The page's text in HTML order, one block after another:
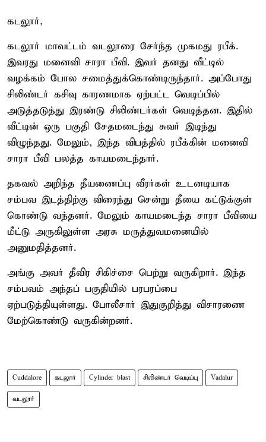
கடலூர்,
கடலூர் மாவட்டம் வடலூரை சேர்ந்த முகமது ரபீக்.
இவரது மனைவி சாரா பீவி. இவர் தனது வீட்டில்
வழக்கம் போல சமைத்துக்கொண்டிருந்தார். அப்போது
சிலிண்டர் கசிவு காரணமாக ஏற்பட்ட வெடிப்பில்
அடுத்தடுத்து இரண்டு சிலிண்டர்கள் வெடித்தன. இதில்
வீட்டின் ஒரு பகுதி சேதமடைந்து சுவர் இடிந்து
விழுந்தது. மேலும், இந்த விபத்தில் ரபீக்கின் மனைவி
சாரா பீவி பலத்த காயமடைந்தார்.
தகவல் அறிந்த தீயணைப்பு வீரர்கள் உடனடியாக
சம்பவ இடத்திற்கு விரைந்து சென்று தீயை கட்டுக்குள்
கொண்டு வந்தனர். மேலும் காயமடைந்த சாரா பீவியை
மீட்டு அருகிலுள்ள அரசு மருத்துவமனையில்
அனுமதித்தனர்.
அங்கு அவர் தீவிர சிகிச்சை பெற்று வருகிறார். இந்த
சம்பவம் அந்தப் பகுதியில் பரபரப்பை
ஏற்படுத்தியுள்ளது. போலீசார் இதுகுறித்து விசாரணை
மேற்கொண்டு வருகின்றனர்.
Cuddalore கடலூர் Cylinder blast சிலிண்டர் வெடிப்பு Vadalur
வடலூர்